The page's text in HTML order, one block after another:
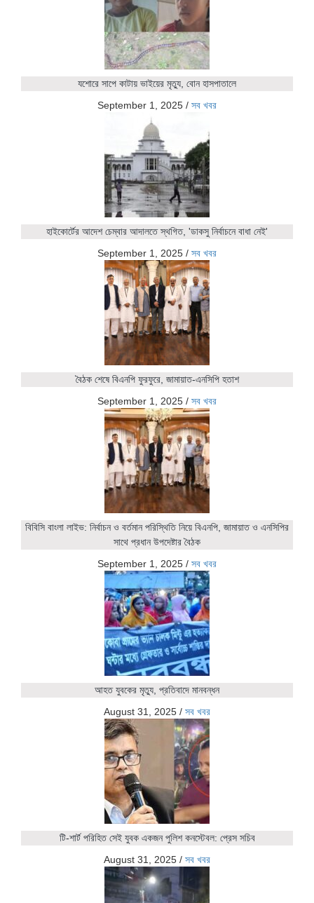
যশোরে সাপে কাটায় ভাইয়ের মৃত্যু, বোন হাসপাতালে
September 1, 2025 / সব খবর
হাইকোর্টের আদেশ চেম্বার আদালতে স্থগিত, 'ডাকসু নির্বাচনে বাধা নেই'
September 1, 2025 / সব খবর
বৈঠক শেষে বিএনপি ফুরফুরে, জামায়াত-এনসিপি হতাশ
September 1, 2025 / সব খবর
বিবিসি বাংলা লাইভ: নির্বাচন ও বর্তমান পরিস্থিতি নিয়ে বিএনপি, জামায়াত ও এনসিপির
সাথে প্রধান উপদেষ্টার বৈঠক
September 1, 2025 / সব খবর
আহত যুবকের মৃত্যু, প্রতিবাদে মানবন্ধন
August 31, 2025 / সব খবর
টি-শার্ট পরিহিত সেই যুবক একজন পুলিশ কনস্টেবল: প্রেস সচিব
August 31, 2025 / সব খবর